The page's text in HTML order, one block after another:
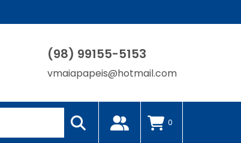
(98) 99155-5153
vmaiapapeis@hotmail.com
0